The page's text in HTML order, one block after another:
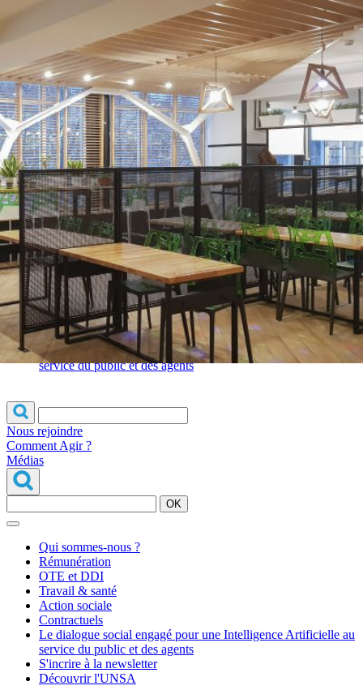
Qui
sommes-
nous ?
S'inscrire à
la
newsletter
Découvrir
l'UNSA
Rémunération
|
OTE et DDI
|
Travail & santé
|
Action sociale
|
Contractuels
|
Le dialogue social engagé pour une Intelligence Artificielle au
service du public et des agents
Nous rejoindre
Comment Agir ?
Médias
OK
Qui sommes-nous ?
Rémunération
OTE et DDI
Travail & santé
Action sociale
Contractuels
Le dialogue social engagé pour une Intelligence Artificielle au
service du public et des agents
S'incrire à la newsletter
Découvrir l'UNSA